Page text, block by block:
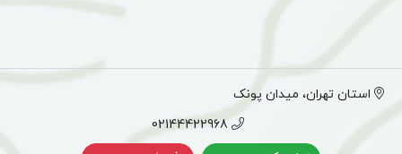
استان تهران، میدان پونک
02144422968